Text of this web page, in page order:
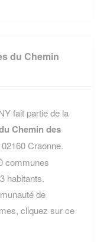
du Chemin
fait partie de la
Chemin des
Craonne.
communes
habitants.
de
cliquez sur ce